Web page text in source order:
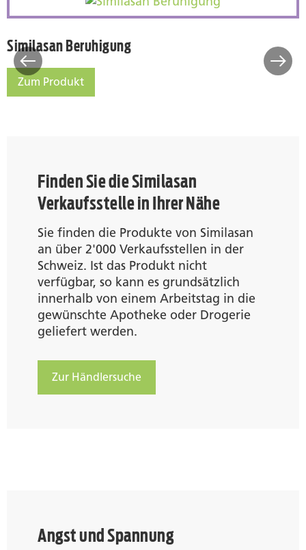
Similasan Beruhigung
Similasan Beruhigung
Similasan Beruhigung
Zum Produkt
Finden Sie die Similasan
Verkaufsstelle in Ihrer Nähe
Sie finden die Produkte von Similasan
an über 2'000 Verkaufsstellen in der
Schweiz. Ist das Produkt nicht
verfügbar, so kann es grundsätzlich
innerhalb von einem Arbeitstag in die
gewünschte Apotheke oder Drogerie
geliefert werden.
Zur Händlersuche
Angst und Spannung